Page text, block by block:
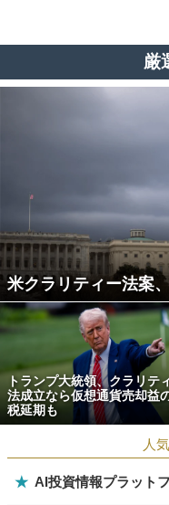
厳
米クラリティー法案
トランプ大統領、クラリテ
法成立なら仮想通貨売却益
税延期も
人
★ AI投資情報プラット